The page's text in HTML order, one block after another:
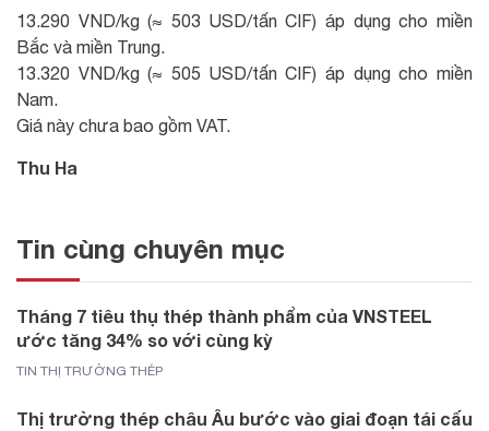
13.290 VND/kg (≈ 503 USD/tấn CIF) áp dụng cho miền
Bắc và miền Trung.
13.320 VND/kg (≈ 505 USD/tấn CIF) áp dụng cho miền
Nam.
Giá này chưa bao gồm VAT.
Thu Ha
Tin cùng chuyên mục
Tháng 7 tiêu thụ thép thành phẩm của VNSTEEL
ước tăng 34% so với cùng kỳ
TIN THỊ TRƯỜNG THÉP
Thị trường thép châu Âu bước vào giai đoạn tái cấu